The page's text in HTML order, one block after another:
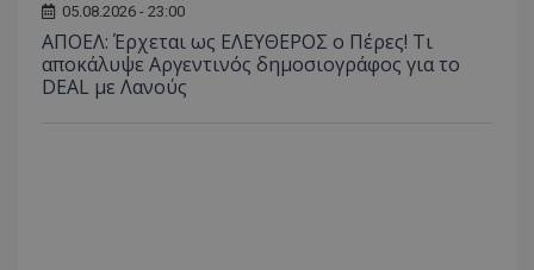
05.08.2026 - 23:00
ΑΠΟΕΛ: Έρχεται ως ΕΛΕΥΘΕΡΟΣ ο Πέρες! Τι
αποκάλυψε Αργεντινός δημοσιογράφος για το
DEAL με Λανούς